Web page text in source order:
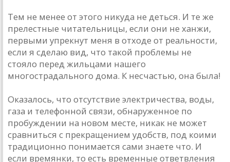
Тем не менее от этого никуда не деться. И те же
прелестные читательницы, если они не ханжи,
первыми упрекнут меня в отходе от реальности,
если я сделаю вид, что такой проблемы не
стояло перед жильцами нашего
многострадального дома. К несчастью, она была!
Оказалось, что отсутствие электричества, воды,
газа и телефонной связи, обнаруженное по
пробуждении на новом месте, никак не может
сравниться с прекращением удобств, под коими
традиционно понимается сами знаете что. И
если времянки, то есть временные ответвления